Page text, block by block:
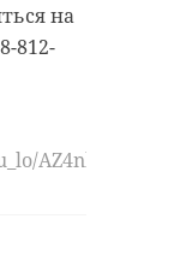
на
812-
AZ4nkMq7Iw4